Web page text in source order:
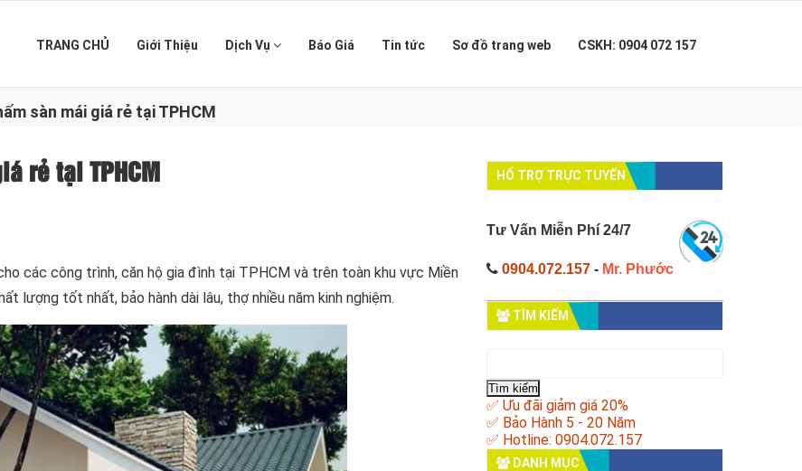
TRANG CHỦ Giới Thiệu Dịch Vụ Báo Giá Tin tức Sơ đồ trang web CSKH: 0904 072 157
sàn mái giá rẻ tại TPHCM
rẻ tại TPHCM
các công trình, căn hộ gia đình tại TPHCM và trên toàn khu vực Miền
lượng tốt nhất, bảo hành dài lâu, thợ nhiều năm kinh nghiệm.
HỔ TRỢ TRỰC TUYẾN
Tư Vấn Miễn Phí 24/7
0904.072.157- Mr. Phước
TÌM KIẾM
cho:
✅ Ưu đãi giảm giá 20%
✅ Bảo Hành 5 - 20 Năm
✅ Hotline: 0904.072.157
DANH MỤC